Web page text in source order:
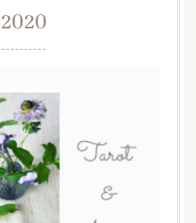
2020